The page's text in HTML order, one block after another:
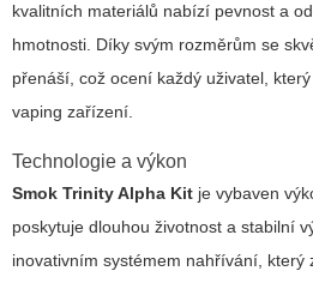
kvalitních materiálů nabízí pevnost a
hmotnosti. Díky svým rozměrům se
přenáší, což ocení každý uživatel,
vaping zařízení.
Technologie a výkon
Smok Trinity Alpha Kit je vybaven
poskytuje dlouhou životnost a stabilní
inovativním systémem nahřívání, který